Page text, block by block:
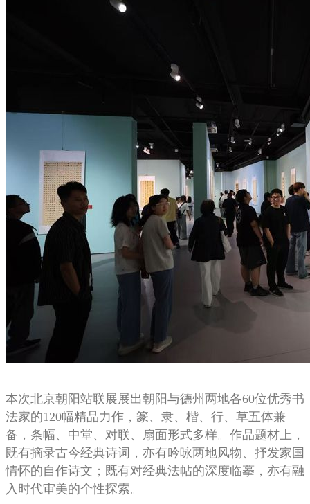
本次北京朝阳站联展展出朝阳与德州两地各60位优秀书
法家的120幅精品力作，篆、隶、楷、行、草五体兼
备，条幅、中堂、对联、扇面形式多样。作品题材上，
既有摘录古今经典诗词，亦有吟咏两地风物、抒发家国
情怀的自作诗文；既有对经典法帖的深度临摹，亦有融
入时代审美的个性探索。